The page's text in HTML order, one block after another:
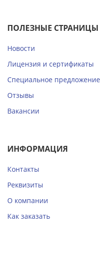
ПОЛЕЗНЫЕ СТРАНИЦЫ
Новости
Лицензия и сертификаты
Специальное предложение
Отзывы
Вакансии
ИНФОРМАЦИЯ
Контакты
Реквизиты
О компании
Как заказать